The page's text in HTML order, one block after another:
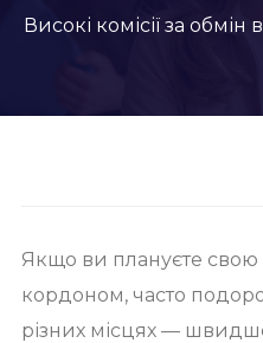
Високі комісії за
Якщо ви плануєте свою
кордоном, часто
різних місцях —